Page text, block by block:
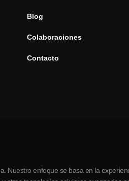
Blog
Colaboraciones
Contacto
Nuestro enfoque se basa en la